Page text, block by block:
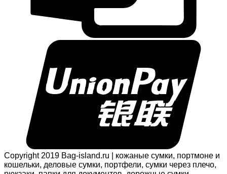
Copyright 2019 Bag-island.ru | кожаные сумки, портмоне и
кошельки, деловые сумки, портфели, сумки через плечо,